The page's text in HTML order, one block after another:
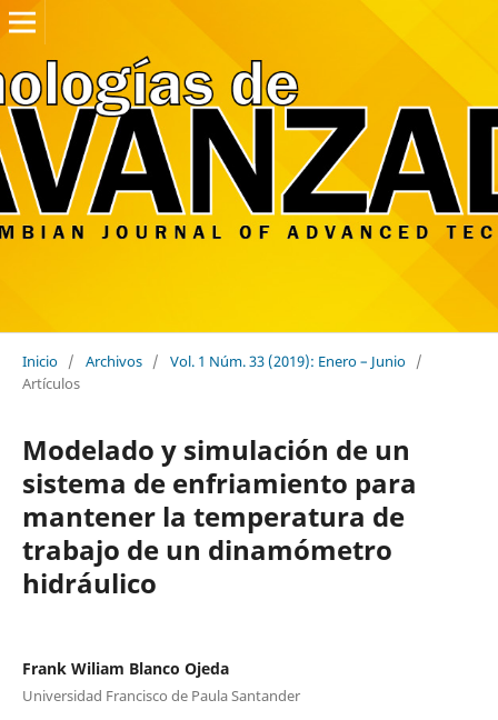
Inicio / Archivos / Vol. 1 Núm. 33 (2019): Enero – Junio /
Artículos
Modelado y simulación de un
sistema de enfriamiento para
mantener la temperatura de
trabajo de un dinamómetro
hidráulico
Frank Wiliam Blanco Ojeda
Universidad Francisco de Paula Santander